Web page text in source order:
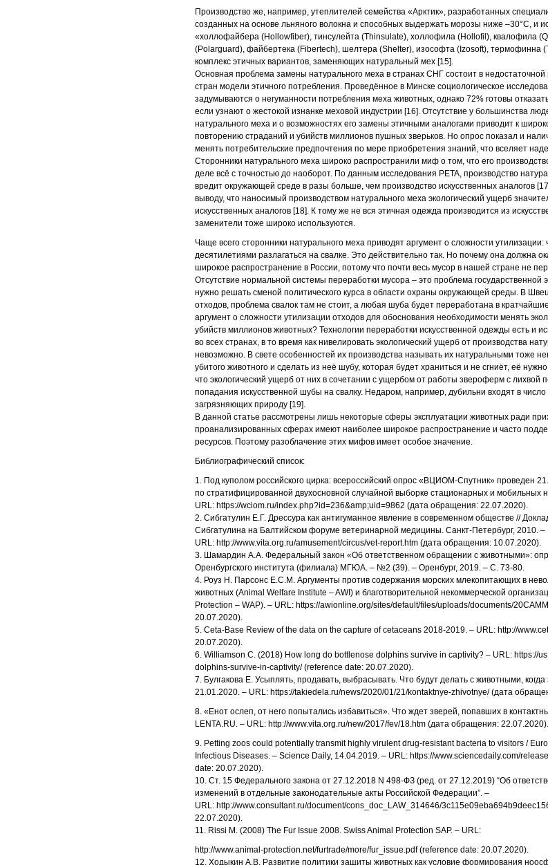
Производство же, например, утеплителей семейства «Арктик», разработанных
созданных на основе льняного волокна и способных выдержать морозы ниже –30°С, и
«холлофайбера (Нollowfiber), тинсулейта (Thinsulate), холлофила (Hollofil), квалофила
(Polarguard), файбертека (Fibertech), шелтера (Shelter), изософта (Izosoft), термофинна
комплекс этичных вариантов, заменяющих натуральный мех [15].
Основная проблема замены натурального меха в странах СНГ состоит в
стран модели этичного потребления. Проведённое в Минске социологическое
задумываются о негуманности потребления меха животных, однако 72% готовы
если узнают о жестокой изнанке меховой индустрии [16]. Отсутствие у большинства
натурального меха и о возможностях его замены этичными аналогами приводит к
повторению страданий и убийств миллионов пушных зверьков. Но опрос показал и
менять потребительские предпочтения по мере приобретения знаний, что вселяет
Сторонники натурального меха широко распространили миф о том, что его
деле всё с точностью до наоборот. По данным исследования PETA, производство
вредит окружающей среде в разы больше, чем производство искусственных аналогов
выводу, что наносимый производством натурального меха экологический ущерб
искусственных аналогов [18]. К тому же не вся этичная одежда производится из
заменители тоже широко используются.
Чаще всего сторонники натурального меха приводят аргумент о сложности
десятилетиями разлагаться на свалке. Это действительно так. Но почему она должна
широкое распространение в России, потому что почти весь мусор в нашей стране не
Отсутствие нормальной системы переработки мусора – это проблема государственной
нужно решать сменой политического курса в области охраны окружающей среды. В
отходов, проблема свалок там не стоит, а любая шуба будет переработана в
аргумент о сложности утилизации отходов для обоснования необходимости менять
убийств миллионов животных? Технологии переработки искусственной одежды есть и
во всех странах, в то время как нивелировать экологический ущерб от производства
невозможно. В свете особенностей их производства называть их натуральными тоже
убитого животного и сделать из неё шубу, которая будет храниться и не сгниёт, её
что экологический ущерб от них в сочетании с ущербом от работы звероферм с лихвой
попадания искусственной шубы на свалку. Недаром, например, дубильни входят в
загрязняющих природу [19].
В данной статье рассмотрены лишь некоторые сферы эксплуатации животных ради
проанализированных сферах имеют наиболее широкое распространение и часто
ресурсов. Поэтому разоблачение этих мифов имеет особое значение.
Библиографический список:
1. Под куполом российского цирка: всероссийский опрос «ВЦИОМ-Спутник» проведен
по стратифицированной двухосновной случайной выборке стационарных и мобильных
URL: https://wciom.ru/index.php?id=236&amp;uid=9862 (дата обращения: 22.07.2020).
2. Сибгатулин Е.Г. Дрессура как антигуманное явление в современном обществе //
Сибгатулина на Балтийском форуме ветеринарной медицины. Санкт-Петербург, 2010. –
URL: http://www.vita.org.ru/amusement/circus/vet-report.htm (дата обращения: 10.07.2020).
3. Шамардин А.А. Федеральный закон «Об ответственном обращении с животными»:
Оренбургского института (филиала) МГЮА. – №2 (39). – Оренбург, 2019. – С. 73-80.
4. Роуз Н. Парсонс E.C.M. Аргументы против содержания морских млекопитающих в
животных (Animal Welfare Institute – AWI) и благотворительной некоммерческой
Protection – WAP). – URL: https://awionline.org/sites/default/files/uploads/documents/
20.07.2020).
5. Ceta-Base Review of the data on the capture of cetaceans 2018-2019. – URL: http://
20.07.2020).
6. Williamson C. (2018) How long do bottlenose dolphins survive in captivity? – URL: https://
dolphins-survive-in-captivity/ (reference date: 20.07.2020).
7. Булгакова Е. Усыплять, продавать, выбрасывать. Что будут делать с животными,
21.01.2020. – URL: https://takiedela.ru/news/2020/01/21/kontaktnye-zhivotnye/ (дата
8. «Енот ослеп, от него попытались избавиться». Что ждет зверей, попавших в
LENTA.RU. – URL: http://www.vita.org.ru/new/2017/fev/18.htm (дата обращения: 22.07.2020).
9. Petting zoos could potentially transmit highly virulent drug-resistant bacteria to visitors /
Infectious Diseases. – Science Daily, 14.04.2019. – URL: https://www.sciencedaily.com/
date: 20.07.2020).
10. Ст. 15 Федерального закона от 27.12.2018 N 498-ФЗ (ред. от 27.12.2019) “Об
изменений в отдельные законодательные акты Российской Федерации”. –
URL: http://www.consultant.ru/document/cons_doc_LAW_314646/
22.07.2020).
11. Rissi M. (2008) The Fur Issue 2008. Swiss Animal Protection SAP. – URL:
http://www.animal-protection.net/furtrade/more/fur_issue.pdf (reference date: 20.07.2020).
12. Ходыкин А.В. Развитие политики защиты животных как условие формирования